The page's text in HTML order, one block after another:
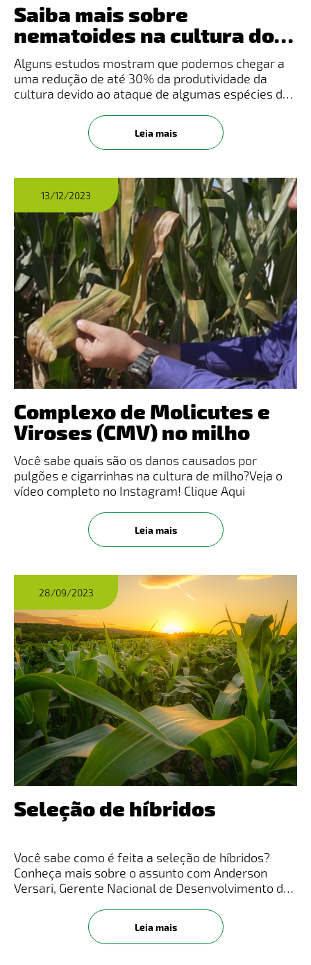
Saiba mais sobre
nematoides na cultura do
milho
Alguns estudos mostram que podemos chegar a
uma redução de até 30% da produtividade da
cultura devido ao ataque de algumas espécies de
lavouras são: aparecimento de reboleiras dentro
dos talhões com plantasLeia mais
13/12/2023
Complexo de Molicutes e
Viroses (CMV) no milho
Você sabe quais são os danos causados por
pulgões e cigarrinhas na cultura de milho?​Veja o
vídeo completo no Instagram! Clique Aqui
Leia mais
28/09/2023
Seleção de híbridos
Você sabe como é feita a seleção de híbridos?
Conheça mais sobre o assunto com Anderson
Versari, Gerente Nacional de Desenvolvimento de
completo no Instagram! Clique Aqui
Leia mais